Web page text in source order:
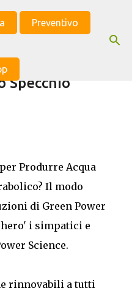
principali
Preventivo
per Produrre
Specchio
Produrre Acqua
Il modo
di Green Power
i simpatici e
Science.
rinnovabili a tutti